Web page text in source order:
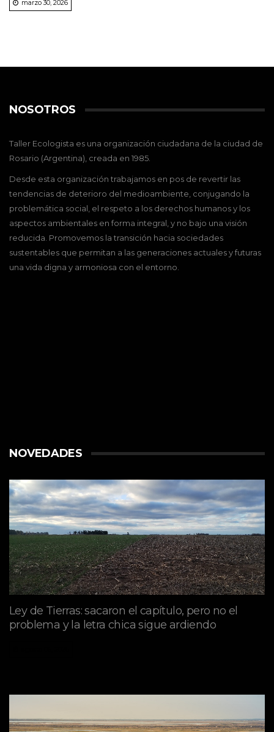
marzo 30, 2026
NOSOTROS
Taller Ecologista es una organización ciudadana de la ciudad de
Rosario (Argentina), creada en 1985.
Desde esta organización trabajamos en pos de revertir las
tendencias de deterioro del medioambiente, conjugando la
problemática social, el respeto a los derechos humanos y los
aspectos ambientales en forma integral, y no bajo una visión
reducida. Promovemos la transición hacia sociedades
sustentables que permitan a las generaciones actuales y futuras
una vida digna y armoniosa con el entorno.
NOVEDADES
Ley de Tierras: sacaron el capítulo, pero no el
problema y la letra chica sigue ardiendo